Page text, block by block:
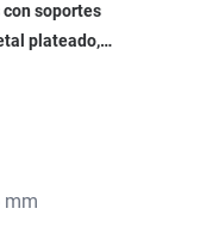
con soportes
plateado,
mm